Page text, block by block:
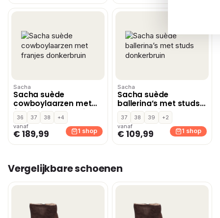
Sacha
Sacha suède
cowboylaarzen met
franjes donkerbruin
36 37 38
+4
vanaf
€ 189,99 1 shop
Sacha
Sacha suède
ballerina’s met studs
donkerbruin
37 38 39
+2
vanaf
€ 109,99 1 shop
Vergelijkbare schoenen